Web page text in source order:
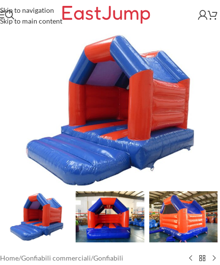
Skip to navigation
Skip to main content
Home/Gonfiabili commerciali/Gonfiabili